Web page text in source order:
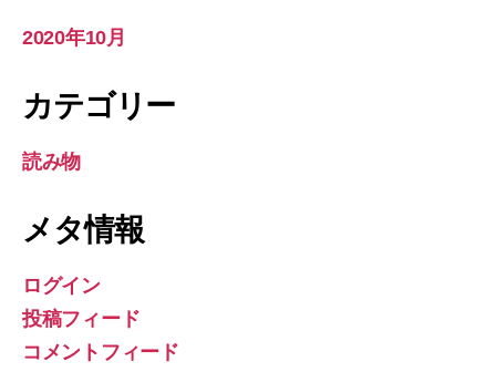
2020年10月
カテゴリー
読み物
メタ情報
ログイン
投稿フィード
コメントフィード